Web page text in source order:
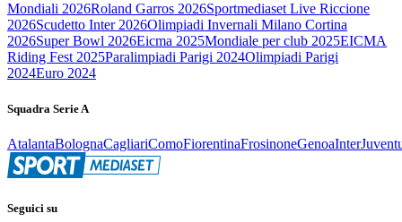
Mondiali 2026Roland Garros 2026Sportmediaset Live Riccione
2026Scudetto Inter 2026Olimpiadi Invernali Milano Cortina
2026Super Bowl 2026Eicma 2025Mondiale per club 2025EICMA
Riding Fest 2025Paralimpiadi Parigi 2024Olimpiadi Parigi
2024Euro 2024
Squadra Serie A
AtalantaBolognaCagliariComoFiorentinaFrosinoneGenoaInter
Seguici su